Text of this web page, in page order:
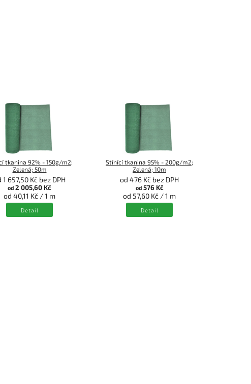
tkanina 92% - 150g/m2;
Zelená; 50m
1 657,50 Kč bez DPH
od 2 005,60 Kč
od 40,11 Kč / 1 m
Detail
Stínící tkanina 95% - 200g/m2;
Zelená; 10m
od 476 Kč bez DPH
od576 Kč
od 57,60 Kč / 1 m
Detail